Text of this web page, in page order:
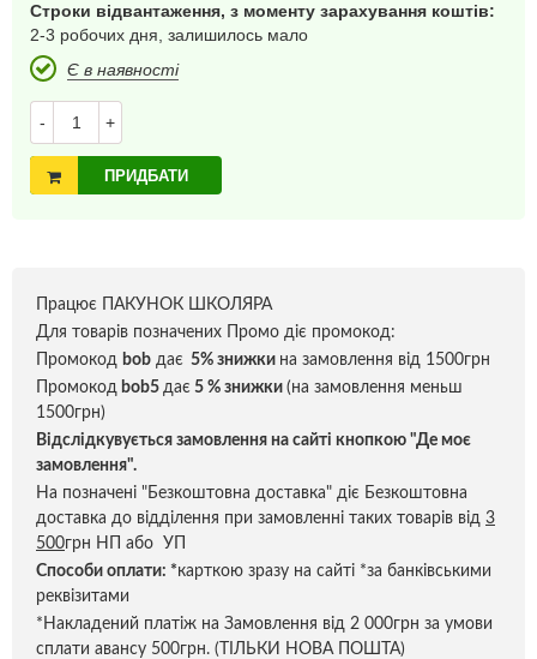
Строки відвантаження, з моменту зарахування коштів:
2-3 робочих дня, залишилось мало
Є в наявності
- +
ПРИДБАТИ
Працює ПАКУНОК ШКОЛЯРА
Для товарів позначених Промо діє промокод:
Промокод bob дає 5% знижки на замовлення від 1500грн
Промокод bob5 дає 5 % знижки (на замовлення меньш
1500грн)
Відслідкувується замовлення на сайті кнопкою "Де моє
замовлення".
На позначені "Безкоштовна доставка" діє Безкоштовна
доставка до відділення при замовленні таких товарів від 3
500грн НП або УП
Способи оплати: *карткою зразу на сайті *за банківськими
реквізитами
*Накладений платіж на Замовлення від 2 000грн за умови
сплати авансу 500грн. (ТІЛЬКИ НОВА ПОШТА)